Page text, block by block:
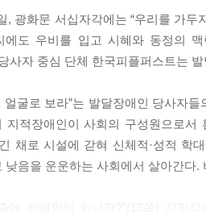
와 시설이라는 쌍둥이 형제」 중에서
니스트의 연구를 인용하며 여성
해질 것이다.
이 다른 수용자를 돌보는 이 상황에
곡시킨 존재인 동시에 여성성의 진
, 광화문 서십자각에는 “우리를 가
에도 우비를 입고 시혜와 동정의 맥
사자 중심 단체 한국피플퍼스트는
얼굴로 보라”는 발달장애인 당사자
지적장애인이 사회의 구성원으로
채로 시설에 갇혀 신체적·성적 학
낮음을 운운하는 사회에서 살아간